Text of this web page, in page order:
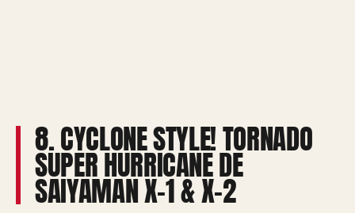
8. CYCLONE STYLE! TORNADO
SUPER HURRICANE DE
SAIYAMAN X-1 & X-2